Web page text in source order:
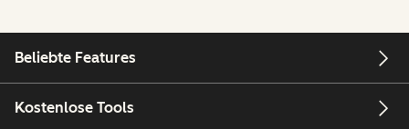
Beliebte Features
Kostenlose Tools